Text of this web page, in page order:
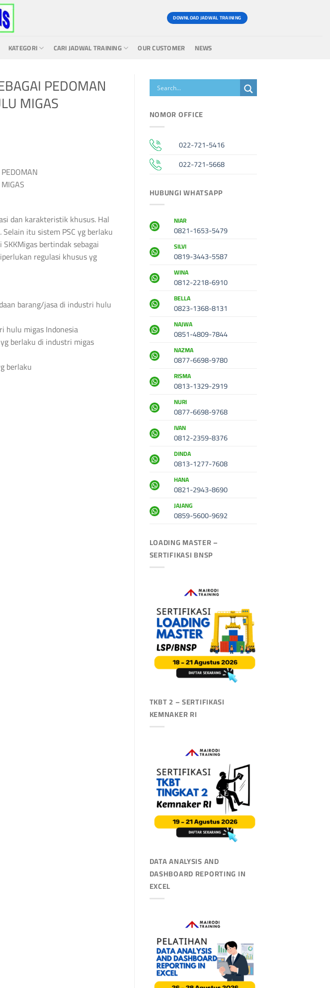
DOWNLOAD JADWAL TRAINING
KATEGORI CARI JADWAL TRAINING OUR CUSTOMER NEWS
PEDOMAN
MIGAS
dan karakteristik khusus. Hal
itu sistem PSC yg berlaku
bertindak sebagai
regulasi khusus yg
barang/jasa di industri hulu
hulu migas Indonesia
berlaku di industri migas
berlaku
NOMOR OFFICE
022-721-5416
022-721-5668
HUBUNGI WHATSAPP
NIAR
0821-1653-5479
SILVI
0819-3443-5587
WINA
0812-2218-6910
BELLA
0823-1368-8131
NAJWA
0851-4809-7844
NAZMA
0877-6698-9780
RISMA
0813-1329-2919
NURI
0877-6698-9768
IVAN
0812-2359-8376
DINDA
0813-1277-7608
HANA
0821-2943-8690
JAJANG
0859-5600-9692
LOADING MASTER –
SERTIFIKASI BNSP
TKBT 2 – SERTIFIKASI
KEMNAKER RI
DATA ANALYSIS AND
DASHBOARD REPORTING IN
EXCEL